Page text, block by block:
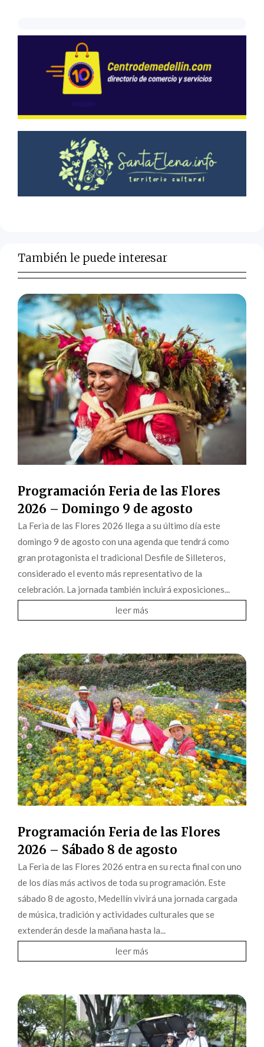
También le puede interesar
Programación Feria de las Flores
2026 – Domingo 9 de agosto
La Feria de las Flores 2026 llega a su último día este
domingo 9 de agosto con una agenda que tendrá como
gran protagonista el tradicional Desfile de Silleteros,
considerado el evento más representativo de la
celebración. La jornada también incluirá exposiciones...
leer más
Programación Feria de las Flores
2026 – Sábado 8 de agosto
La Feria de las Flores 2026 entra en su recta final con uno
de los días más activos de toda su programación. Este
sábado 8 de agosto, Medellín vivirá una jornada cargada
de música, tradición y actividades culturales que se
extenderán desde la mañana hasta la...
leer más